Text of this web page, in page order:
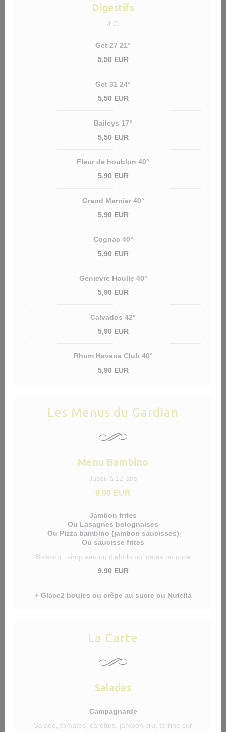
Digestifs
4 Cl
Get 27 21°
5,50 EUR
Get 31 24°
5,50 EUR
Baileys 17°
5,50 EUR
Fleur de houblon 40°
5,90 EUR
Grand Marnier 40°
5,90 EUR
Cognac 40°
5,90 EUR
Genievre Houlle 40°
5,90 EUR
Calvados 42°
5,90 EUR
Rhum Havana Club 40°
5,90 EUR
Les Menus du Gardian
Menu Bambino
Jusqu'à 12 ans
9,90 EUR
Jambon frites
Ou Lasagnes bolognaises
Ou Pizza bambino (jambon saucisses)
Ou saucisse frites
Boisson : sirop eau ou diabolo ou icetea ou coca
9,90 EUR
+ Glace2 boules ou crêpe au sucre ou Nutella
La Carte
Salades
Campagnarde
Salade, tomates, carottes, jambon cru, terrine sur